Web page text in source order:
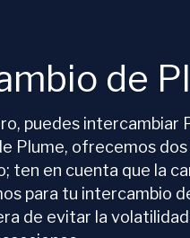
de
puedes
Plume, ofrecemos
ten en cuenta que la
para tu intercambio
de evitar la